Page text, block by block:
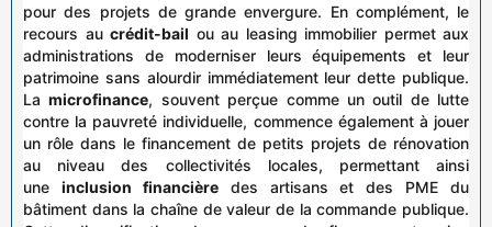
pour des projets de grande envergure. En complément, le
recours au crédit-bail ou au leasing immobilier permet aux
administrations de moderniser leurs équipements et leur
patrimoine sans alourdir immédiatement leur dette publique.
Lamicrofinance, souvent perçue comme un outil de lutte
contre la pauvreté individuelle, commence également à jouer
un rôle dans le financement de petits projets de rénovation
au niveau des collectivités locales, permettant ainsi
une inclusion financièredes artisans et des PME du
bâtiment dans la chaîne de valeur de la commande publique.